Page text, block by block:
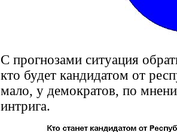
С прогнозами ситуация
кто будет кандидатом от
мало, у демократов, по
интрига.